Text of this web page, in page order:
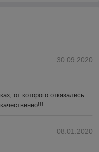
30.09.2020
от которого отказались
08.01.2020